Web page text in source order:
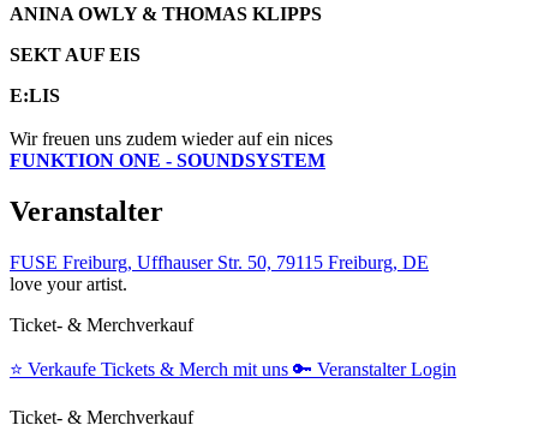
ANINA OWLY & THOMAS KLIPPS
SEKT AUF EIS
E:LIS
Wir freuen uns zudem wieder auf ein nices
FUNKTION ONE - SOUNDSYSTEM
Veranstalter
FUSE Freiburg, Uffhauser Str. 50, 79115 Freiburg, DE
love your artist.
Ticket- & Merchverkauf
⭐️ Verkaufe Tickets & Merch mit uns 🔑 Veranstalter Login
Ticket- & Merchverkauf